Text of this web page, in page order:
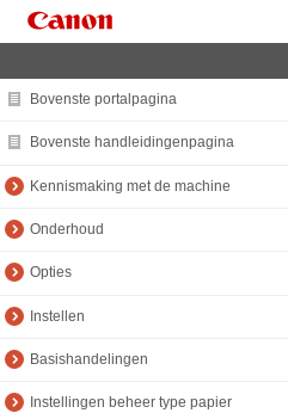
Bovenste portalpagina
Bovenste handleidingenpagina
Kennismaking met de machine
Onderhoud
Opties
Instellen
Basishandelingen
Instellingen beheer type papier